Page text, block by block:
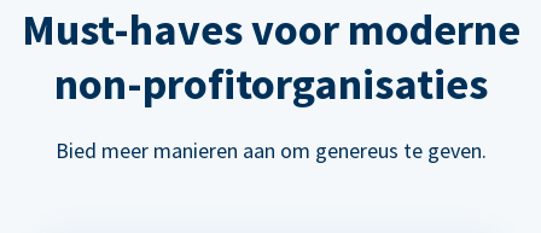
Must-haves voor moderne
non-profitorganisaties
Bied meer manieren aan om genereus te geven.